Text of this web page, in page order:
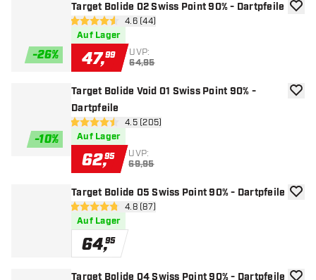
-26%
Target Bolide 02 Swiss Point 90% - Dartpfeile
Bewertungsbereich öffnen
4.6 Bewertungssterne
4.6 (44)
Auf Lager
47,99 UVP:
64,95
Zur
-10%
Target Bolide Void 01 Swiss Point 90% -
Dartpfeile
Bewertungsbereich öffnen
4.5 Bewertungssterne
4.5 (205)
Auf Lager
62,95 UVP:
69,95
Zur
Target Bolide 05 Swiss Point 90% - Dartpfeile
Bewertungsbereich öffnen
4.8 Bewertungssterne
4.8 (87)
Auf Lager
64,95
Zur
Target Bolide 04 Swiss Point 90% - Dartpfeile